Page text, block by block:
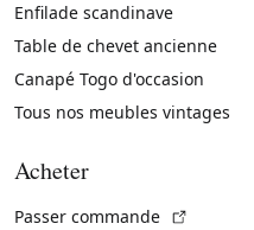
Enfilade scandinave
Table de chevet ancienne
Canapé Togo d'occasion
Tous nos meubles vintages
Acheter
Passer commande